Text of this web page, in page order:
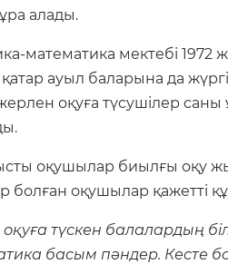
алады.
математика мектебі
ауыл баларына да
оқуға түсушілер
оқушылар биылғы оқу
болған оқушылар қажетті
түскен балалардың
басым пәндер. Кесте